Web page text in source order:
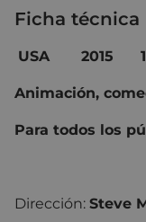
Ficha técnica
USA 2015
Animación,
Para todos los
Dirección: Steve